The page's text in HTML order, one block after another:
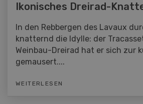
Ikonisches Dreirad-
In den Rebbergen des Lavaux
knatternd die Idylle: der
Weinbau-Dreirad hat er sich zur
gemausert....
WEITERLESEN